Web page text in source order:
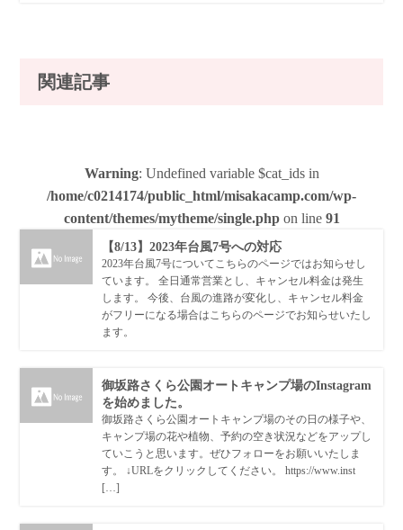
関連記事
Warning: Undefined variable $cat_ids in
/home/c0214174/public_html/misakacamp.com/wp-
content/themes/mytheme/single.phpon line 91
【8/13】2023年台風7号への対応
2023年台風7号についてこちらのページではお知らせし
ています。 全日通常営業とし、キャンセル料金は発生
します。 今後、台風の進路が変化し、キャンセル料金
がフリーになる場合はこちらのページでお知らせいたし
ます。
御坂路さくら公園オートキャンプ場のInstagram
を始めました。
御坂路さくら公園オートキャンプ場のその日の様子や、
キャンプ場の花や植物、予約の空き状況などをアップし
ていこうと思います。ぜひフォローをお願いいたしま
す。 ↓URLをクリックしてください。 https://www.inst
[…]